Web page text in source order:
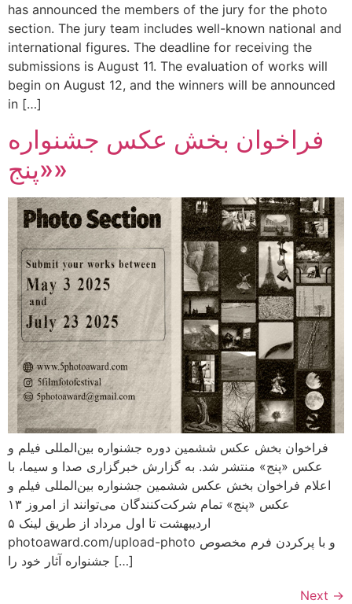
has announced the members of the jury for the photo
section. The jury team includes well-known national and
international figures. The deadline for receiving the
submissions is August 11. The evaluation of works will
begin on August 12, and the winners will be announced
in […]
فراخوان بخش عکس جشنواره
«پنج»
فراخوان بخش عکس ششمین دوره جشنواره بین‌المللی فیلم و
عکس «پنج» منتشر شد. به گزارش خبرگزاری صدا و سیما، با
اعلام فراخوان بخش عکس ششمین جشنواره بین‌المللی فیلم و
عکس «پنج» تمام شرکت‌کنندگان می‌توانند از امروز ۱۳
اردیبهشت تا اول مرداد از طریق لینک ۵
photoaward.com/upload-photo و با پرکردن فرم مخصوص
جشنواره آثار خود را […]
Next →